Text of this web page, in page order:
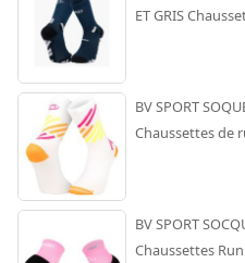
ET GRIS
BV SPORT
Chaussettes de
BV SPORT
Chaussettes